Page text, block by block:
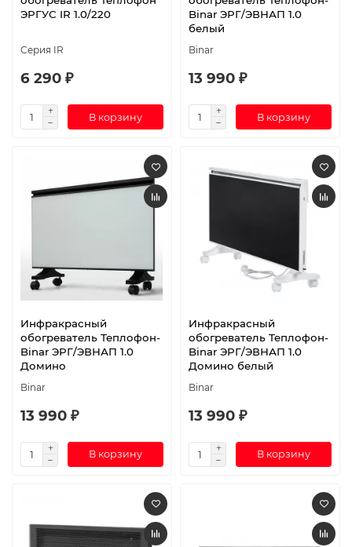
ЭРГУС IR 1.0/220
Серия IR
6 290 ₽
В корзину
Binar ЭРГ/ЭВНАП 1.0
белый
Binar
13 990 ₽
В корзину
Инфракрасный
обогреватель Теплофон-
Binar ЭРГ/ЭВНАП 1.0
Домино
Binar
13 990 ₽
В корзину
Инфракрасный
обогреватель Теплофон-
Binar ЭРГ/ЭВНАП 1.0
Домино белый
Binar
13 990 ₽
В корзину